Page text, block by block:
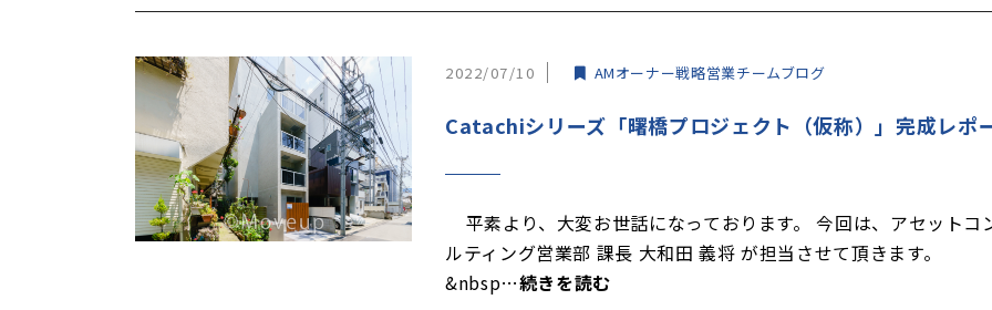
2022/07/10 AMオーナー戦略営業チームブログ
Catachiシリーズ「曙橋プロジェクト（仮称）」完成レポ
平素より、大変お世話になっております。 今回は、アセットコ
ルティング営業部 課長 大和田 義将 が担当させて頂きます。
&nbsp…続きを読む